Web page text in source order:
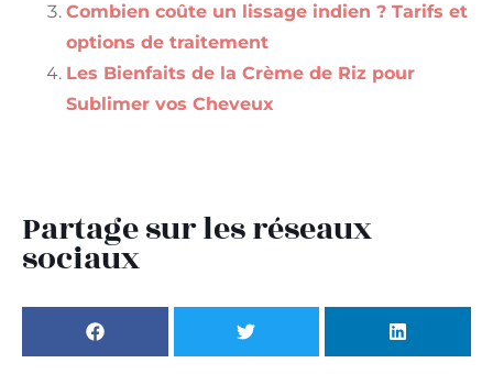
Combien coûte un lissage indien ? Tarifs et
options de traitement
Les Bienfaits de la Crème de Riz pour
Sublimer vos Cheveux
Partage sur les réseaux
sociaux